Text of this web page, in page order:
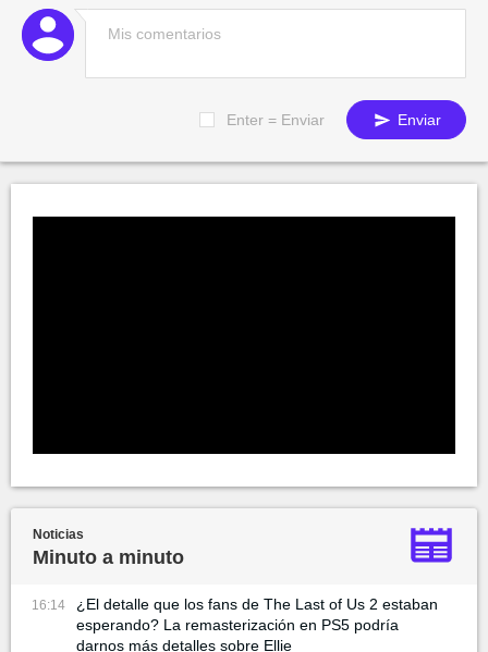
Enter = Enviar Enviar
Noticias
Minuto a minuto
16:14
¿El detalle que los fans de The Last of Us 2 estaban
esperando? La remasterización en PS5 podría
darnos más detalles sobre Ellie